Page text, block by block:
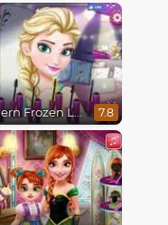
Modern Frozen Looks 7.8